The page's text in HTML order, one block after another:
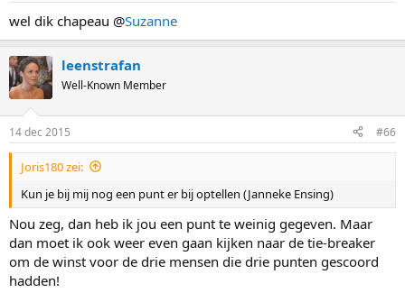
wel dik chapeau @Suzanne
leenstrafan
Well-Known Member
14 dec 2015 #66
Joris180 zei:
Kun je bij mij nog een punt er bij optellen (Janneke Ensing)
Nou zeg, dan heb ik jou een punt te weinig gegeven. Maar
dan moet ik ook weer even gaan kijken naar de tie-breaker
om de winst voor de drie mensen die drie punten gescoord
hadden!